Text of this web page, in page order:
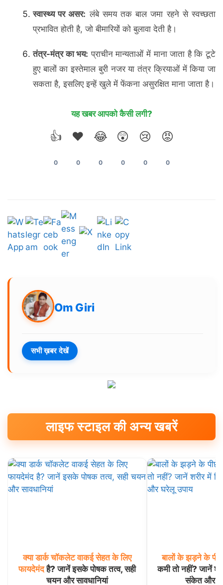
स्वास्थ्य पर असर: लंबे समय तक बाल जमा रहने से स्वच्छता
प्रभावित होती है, जो बीमारियों को बुलावा देती है।
तंत्र-मंत्र का भय: प्राचीन मान्यताओं में माना जाता है कि टूटे
हुए बालों का इस्तेमाल बुरी नजर या तंत्र क्रियाओं में किया जा
सकता है, इसलिए इन्हें खुले में फेंकना असुरक्षित माना जाता है।
यह खबर आपको कैसी लगी?
👍
0
❤️
0
😂
0
😲
0
😢
0
😡
0
Om Giri
सभी ख़बर देखें
लाइफ स्टाइल की अन्य खबरें
क्या डार्क चॉकलेट वाकई सेहत के लिए
फायदेमंदहै? जानें इसके पोषक तत्व, सही
चयन और सावधानियां
बालों के झड़ने के पीछे
कमी तो नहीं? जानें
संकेत और